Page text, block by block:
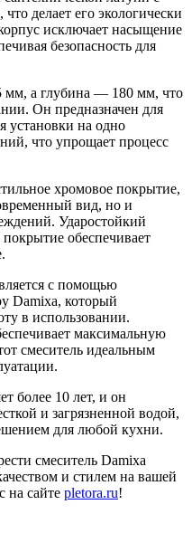
делает его экологически
исключает насыщение
безопасность для
мм, а глубина — 180 мм, что
Он предназначен для
установки на одно
что упрощает процесс
хромовое покрытие,
вид, но и
Ударостойкий
обеспечивает
с помощью
Damixa, который
в использовании.
максимальную
смеситель идеальным
более 10 лет, и он
и загрязненной водой,
для любой кухни.
смеситель Damixa
и стилем на вашей
на сайте pletora.ru!